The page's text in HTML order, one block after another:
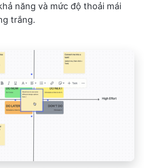
năng và mức độ thoải mái
trắng.